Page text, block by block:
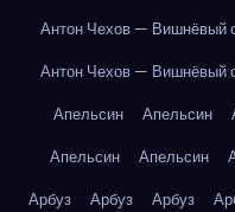
Антон Чехов — Вишнёвый
Антон Чехов — Вишнёвый
Апельсин
Апельсин
Апельсин
Апельсин
Арбуз
Арбуз Арбуз